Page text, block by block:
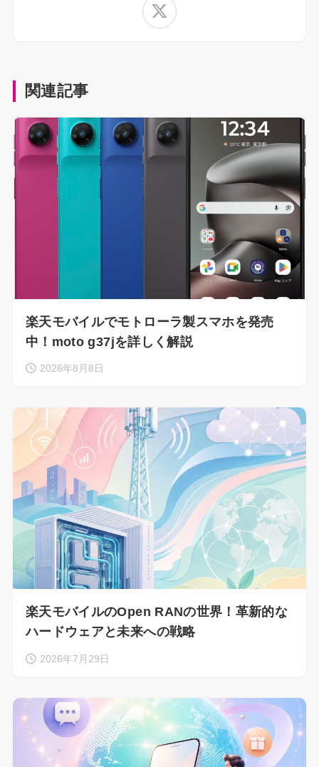
関連記事
楽天モバイルでモトローラ製スマホを発売
中！moto g37jを詳しく解説
2026年8月8日
楽天モバイルのOpen RANの世界！革新的な
ハードウェアと未来への戦略
2026年7月29日